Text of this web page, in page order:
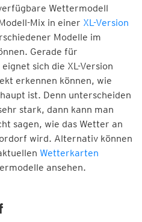
Wettermodell
Mix in einer XL-Version
Modelle im
Gerade für
sich die XL-Version
erkennen können, wie
ist. Denn unterscheiden
stark, dann kann man
sagen, wie das Wetter an
wird. Alternativ können
Wetterkarten
ansehen.